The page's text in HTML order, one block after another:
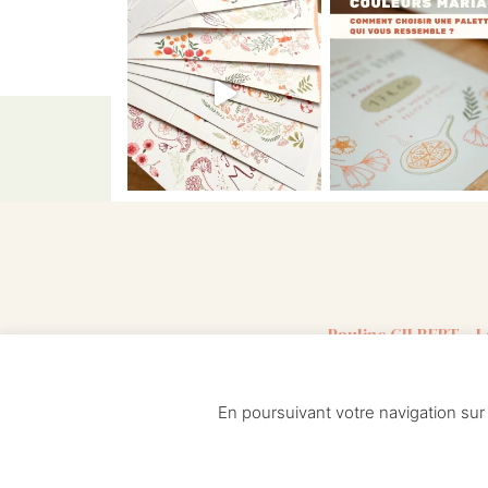
Pauline GILBERT
Faire-part mariage –
En poursuivant votre navigation